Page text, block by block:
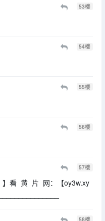
53楼
54楼
55楼
56楼
57楼
看 黄 片 网：【oy3w.xy
58楼